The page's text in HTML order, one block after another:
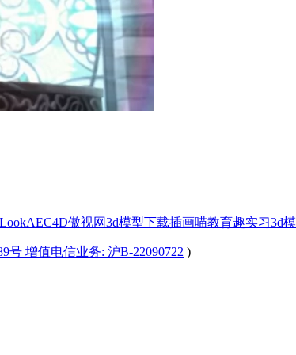
LookAEC4D傲视网3d模型下载插画喵教育趣实习3d
号 增值电信业务: 沪B-22090722 )